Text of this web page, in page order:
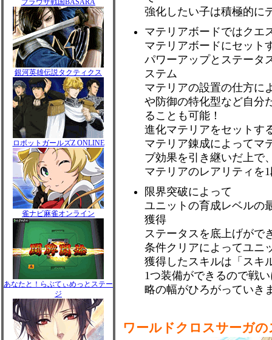
ブラウザ戦国BASARA
銀河英雄伝説タクティクス
ロボットガールズZ ONLINE
雀ナビ麻雀オンライン
あなたと！らぶてぃめっとステー
ジ
強化したい子は積極的に
マテリアボードではクエ
マテリアボードにセット
パワーアップとステータ
ステム
マテリアの設置の仕方に
や防御の特化型など自分
ることも可能！
進化マテリアをセットす
マテリア錬成によってマ
ブ効果を引き継いだ上で
マテリアのレアリティを
限界突破によって
ユニットの育成レベルの
獲得
ステータスを底上げがで
条件クリアによってユニ
獲得したスキルは「スキ
1つ装備ができるので戦
略の幅がひろがっていき
ワールドクロスサーガ